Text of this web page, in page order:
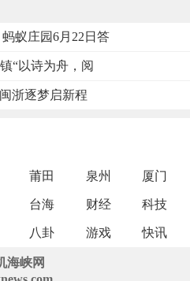
蚁庄园6月22日答
“以诗为舟，阅
浙逐梦启新程
莆田 泉州 厦门
台海 财经 科技
八卦 游戏 快讯
海峡网